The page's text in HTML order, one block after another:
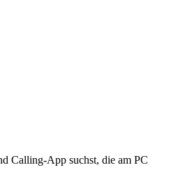
Calling-App suchst, die am PC